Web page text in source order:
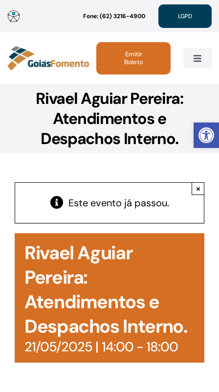
Abrir
para
conteúdo
Fone: (62) 3216-4900 LGPD
Toggle
Institucional
Linhas de Crédito
Acesso à Informação
Emitir
Boleto
Rivael Aguiar Pereira:
Atendimentos e
Despachos Interno.
Este evento já passou.
×
Rivael Aguiar
Pereira:
Atendimentos e
Despachos Interno.
21/05/2025 | 14:00- 18:00